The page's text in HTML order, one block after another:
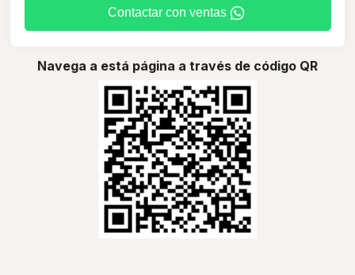
Contactar con ventas
Navega a está página a través de código QR